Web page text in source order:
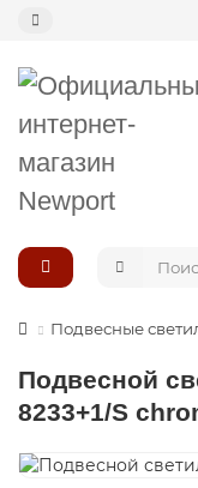
Назад
Подвесные светильники
Потолочные
Светильник-кольцо
Большие светильники
Композиции
Подвесные
Подвесной
8233+1/S